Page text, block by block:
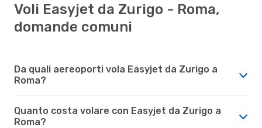
Voli Easyjet da Zurigo - Roma,
domande comuni
Da quali aereoporti vola Easyjet da Zurigo a
Roma?
Quanto costa volare con Easyjet da Zurigo a
Roma?